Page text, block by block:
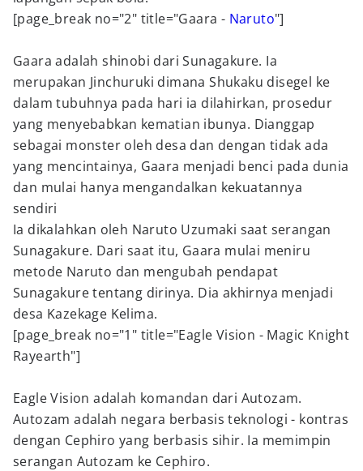
[page_break no="2" title="Gaara - Naruto"]
Gaara adalah shinobi dari Sunagakure. Ia
merupakan Jinchuruki dimana Shukaku disegel ke
dalam tubuhnya pada hari ia dilahirkan, prosedur
yang menyebabkan kematian ibunya. Dianggap
sebagai monster oleh desa dan dengan tidak ada
yang mencintainya, Gaara menjadi benci pada dunia
dan mulai hanya mengandalkan kekuatannya
sendiri
Ia dikalahkan oleh Naruto Uzumaki saat serangan
Sunagakure. Dari saat itu, Gaara mulai meniru
metode Naruto dan mengubah pendapat
Sunagakure tentang dirinya. Dia akhirnya menjadi
desa Kazekage Kelima.
[page_break no="1" title="Eagle Vision - Magic Knight
Rayearth"]
Eagle Vision adalah komandan dari Autozam.
Autozam adalah negara berbasis teknologi - kontras
dengan Cephiro yang berbasis sihir. Ia memimpin
serangan Autozam ke Cephiro.